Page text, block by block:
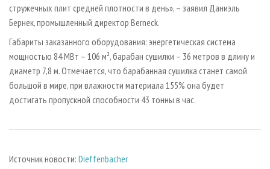
стружечных плит средней плотности в день», – заявил Даниэль
Бернек, промышленный директор Berneck.
Габариты заказанного оборудования: энергетическая система
мощностью 84 МВт – 106 м², барабан сушилки – 36 метров в длину и
диаметр 7,8 м. Отмечается, что барабанная сушилка станет самой
большой в мире, при влажности материала 155% она будет
достигать пропускной способности 43 тонны в час.
Источник новости: Dieffenbacher